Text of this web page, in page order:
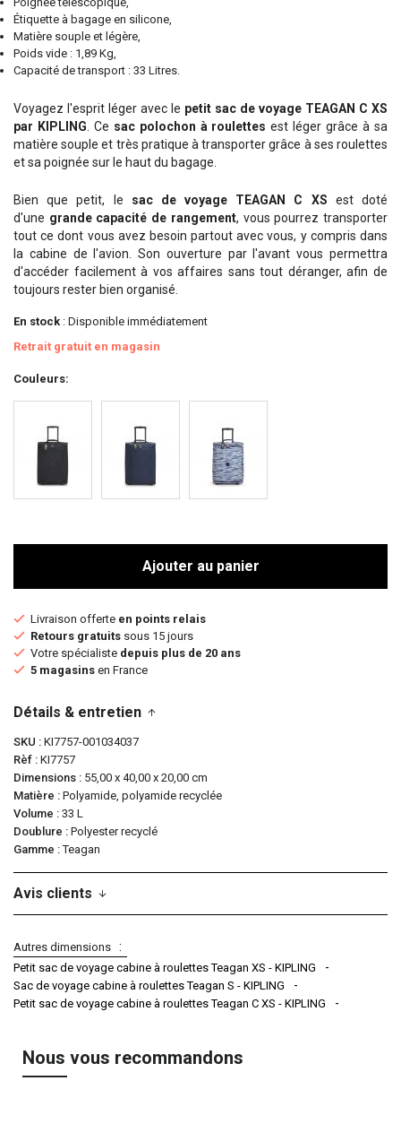
Étiquette à bagage en silicone,
Matière souple et légère,
Poids vide : 1,89 Kg,
Capacité de transport : 33 Litres.
Voyagez l'esprit léger avec le petit sac de voyage TEAGAN C XS
par KIPLING. Ce sac polochon à roulettes est léger grâce à sa
matière souple et très pratique à transporter grâce à ses roulettes
et sa poignée sur le haut du bagage.
Bien que petit, le sac de voyage TEAGAN C XS est doté
d'une grande capacité de rangement, vous pourrez transporter
tout ce dont vous avez besoin partout avec vous, y compris dans
la cabine de l'avion. Son ouverture par l'avant vous permettra
d'accéder facilement à vos affaires sans tout déranger, afin de
toujours rester bien organisé.
En stock : Disponible immédiatement
Retrait gratuit en magasin
Couleurs
Ajouter au panier
Livraison offerte en points relais
Retours gratuits sous 15 jours
Votre spécialiste depuis plus de 20 ans
5 magasins en France
Détails & entretien
SKU
KI7757-001034037
Rèf KI7757
Dimensions
55,00 x 40,00 x 20,00 cm
Matière
Polyamide, polyamide recyclée
Volume
33 L
Doublure
Polyester recyclé
Gamme
Teagan
Avis clients
Autres dimensions
Petit sac de voyage cabine à roulettes Teagan XS - KIPLING
Sac de voyage cabine à roulettes Teagan S - KIPLING
Petit sac de voyage cabine à roulettes Teagan C XS - KIPLING
Nous vous recommandons